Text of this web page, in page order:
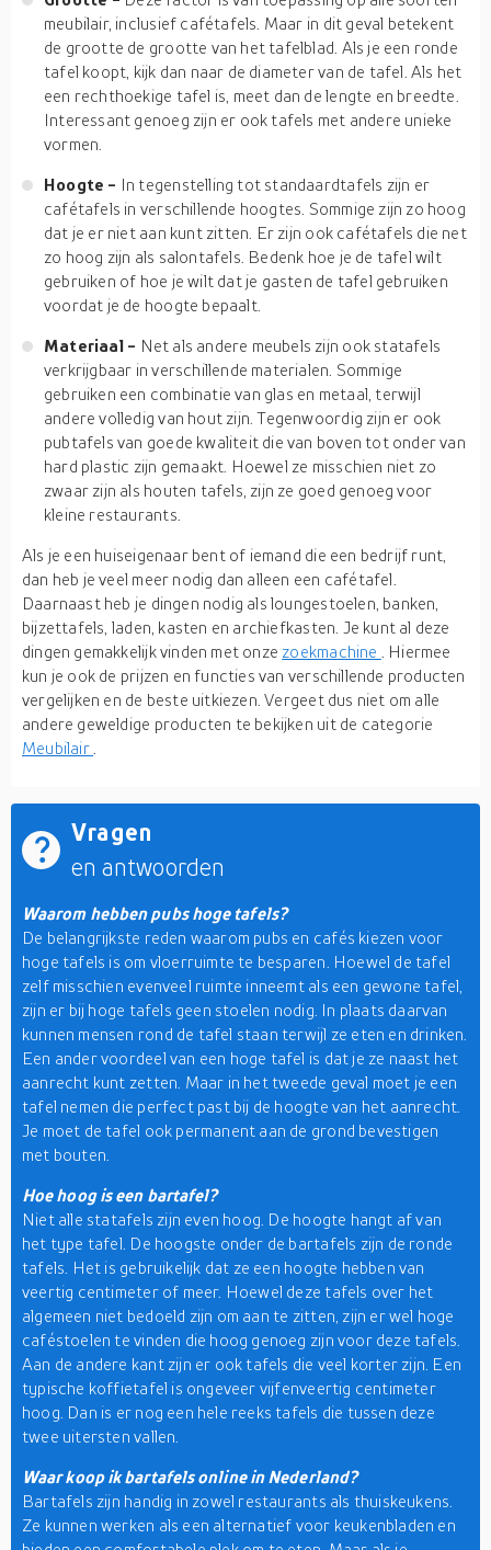
meubilair, inclusief cafétafels. Maar in dit geval betekent
de grootte de grootte van het tafelblad. Als je een ronde
tafel koopt, kijk dan naar de diameter van de tafel. Als het
een rechthoekige tafel is, meet dan de lengte en breedte.
Interessant genoeg zijn er ook tafels met andere unieke
vormen.
Hoogte - In tegenstelling tot standaardtafels zijn er
cafétafels in verschillende hoogtes. Sommige zijn zo hoog
dat je er niet aan kunt zitten. Er zijn ook cafétafels die net
zo hoog zijn als salontafels. Bedenk hoe je de tafel wilt
gebruiken of hoe je wilt dat je gasten de tafel gebruiken
voordat je de hoogte bepaalt.
Materiaal - Net als andere meubels zijn ook statafels
verkrijgbaar in verschillende materialen. Sommige
gebruiken een combinatie van glas en metaal, terwijl
andere volledig van hout zijn. Tegenwoordig zijn er ook
pubtafels van goede kwaliteit die van boven tot onder van
hard plastic zijn gemaakt. Hoewel ze misschien niet zo
zwaar zijn als houten tafels, zijn ze goed genoeg voor
kleine restaurants.
Als je een huiseigenaar bent of iemand die een bedrijf runt,
dan heb je veel meer nodig dan alleen een cafétafel.
Daarnaast heb je dingen nodig als loungestoelen, banken,
bijzettafels, laden, kasten en archiefkasten. Je kunt al deze
dingen gemakkelijk vinden met onze zoekmachine
. Hiermee
kun je ook de prijzen en functies van verschillende producten
vergelijken en de beste uitkiezen. Vergeet dus niet om alle
andere geweldige producten te bekijken uit de categorie
Meubilair
Vragen
en antwoorden
Waarom hebben pubs hoge tafels?
De belangrijkste reden waarom pubs en cafés kiezen voor
hoge tafels is om vloerruimte te besparen. Hoewel de tafel
zelf misschien evenveel ruimte inneemt als een gewone tafel,
zijn er bij hoge tafels geen stoelen nodig. In plaats daarvan
kunnen mensen rond de tafel staan terwijl ze eten en drinken.
Een ander voordeel van een hoge tafel is dat je ze naast het
aanrecht kunt zetten. Maar in het tweede geval moet je een
tafel nemen die perfect past bij de hoogte van het aanrecht.
Je moet de tafel ook permanent aan de grond bevestigen
met bouten.
Hoe hoog is een bartafel?
Niet alle statafels zijn even hoog. De hoogte hangt af van
het type tafel. De hoogste onder de bartafels zijn de ronde
tafels. Het is gebruikelijk dat ze een hoogte hebben van
veertig centimeter of meer. Hoewel deze tafels over het
algemeen niet bedoeld zijn om aan te zitten, zijn er wel hoge
caféstoelen te vinden die hoog genoeg zijn voor deze tafels.
Aan de andere kant zijn er ook tafels die veel korter zijn. Een
typische koffietafel is ongeveer vijfenveertig centimeter
hoog. Dan is er nog een hele reeks tafels die tussen deze
twee uitersten vallen.
Waar koop ik bartafels online in Nederland?
Bartafels zijn handig in zowel restaurants als thuiskeukens.
Ze kunnen werken als een alternatief voor keukenbladen en